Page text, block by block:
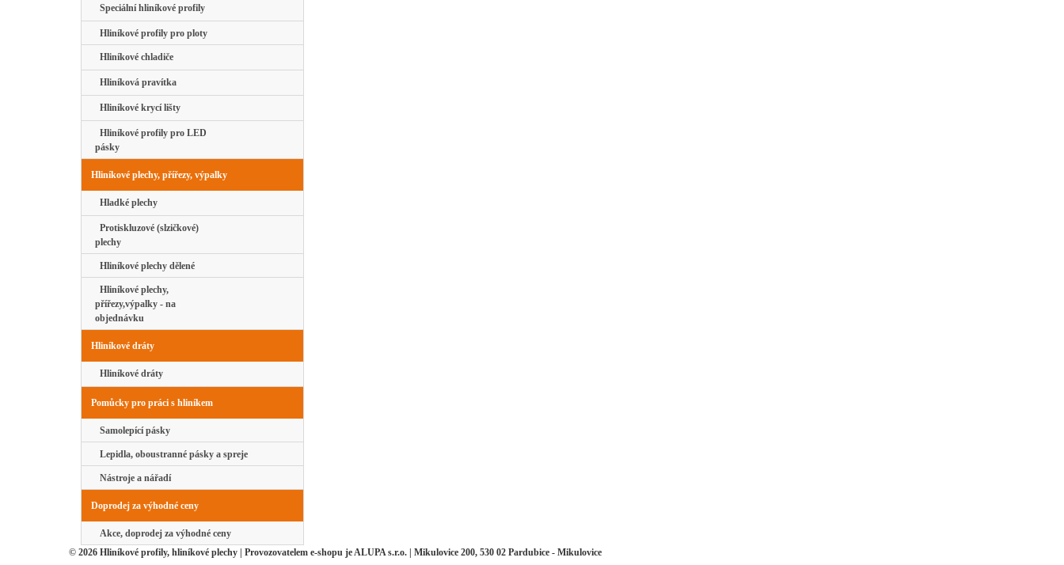
Speciální hliníkové profily
Hliníkové profily pro ploty
Hliníkové chladiče
Hliníková pravítka
Hliníkové krycí lišty
Hliníkové profily pro LED
pásky
Hliníkové plechy, přířezy, výpalky
Hladké plechy
Protiskluzové (slzičkové)
plechy
Hliníkové plechy dělené
Hliníkové plechy,
přířezy,výpalky - na
objednávku
Hliníkové dráty
Hliníkové dráty
Pomůcky pro práci s hliníkem
Samolepící pásky
Lepidla, oboustranné pásky a spreje
Nástroje a nářadí
Doprodej za výhodné ceny
Akce, doprodej za výhodné ceny
© 2026 Hliníkové profily, hliníkové plechy | Provozovatelem e-shopu je ALUPA s.r.o. | Mikulovice 200, 530 02 Pardubice - Mikulovice